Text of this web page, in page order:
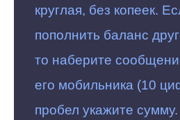
круглая, без копеек.
пополнить баланс
то наберите
его мобильника (10
пробел укажите